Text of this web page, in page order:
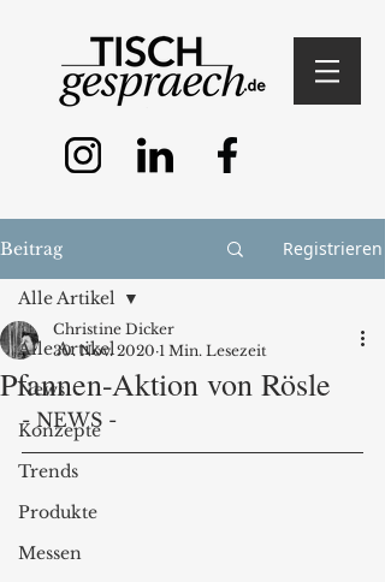
Beitrag Registrieren
Alle Artikel
News
Konzepte
Trends
Produkte
Messen
Alle Artikel
Pfannen-Aktion von Rösle
Christine Dicker
30. Nov. 2020 1 Min. Lesezeit
- NEWS -